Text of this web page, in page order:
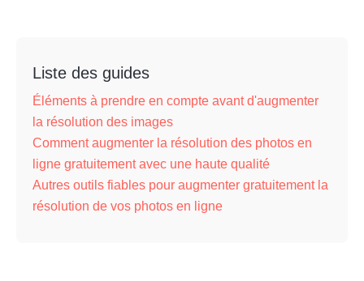
Liste des guides
Éléments à prendre en compte avant d'augmenter
la résolution des images
Comment augmenter la résolution des photos en
ligne gratuitement avec une haute qualité
Autres outils fiables pour augmenter gratuitement la
résolution de vos photos en ligne